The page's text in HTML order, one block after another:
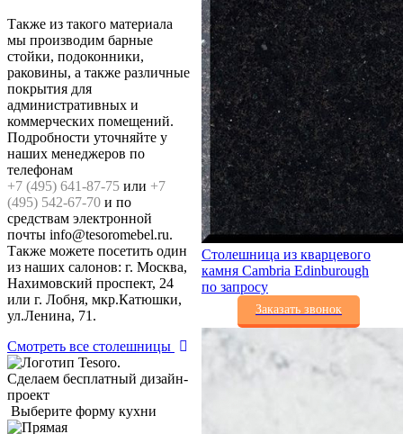
Также из такого материала
мы производим барные
стойки, подоконники,
раковины, а также различные
покрытия для
административных и
коммерческих помещений.
Подробности уточняйте у
наших менеджеров по
телефонам
+7 (495) 641-87-75 или +7
(495) 542-67-70 и по
средствам электронной
почты info@tesoromebel.ru.
Также можете посетить один
из наших салонов: г. Москва,
Нахимовский проспект, 24
или г. Лобня, мкр.Катюшки,
ул.Ленина, 71.
Смотреть все столешницы
Столешница из кварцевого
камня Cambria Edinburough
по запросу
Заказать звонок
Сделаем бесплатный дизайн-
проект
Выберите форму кухни